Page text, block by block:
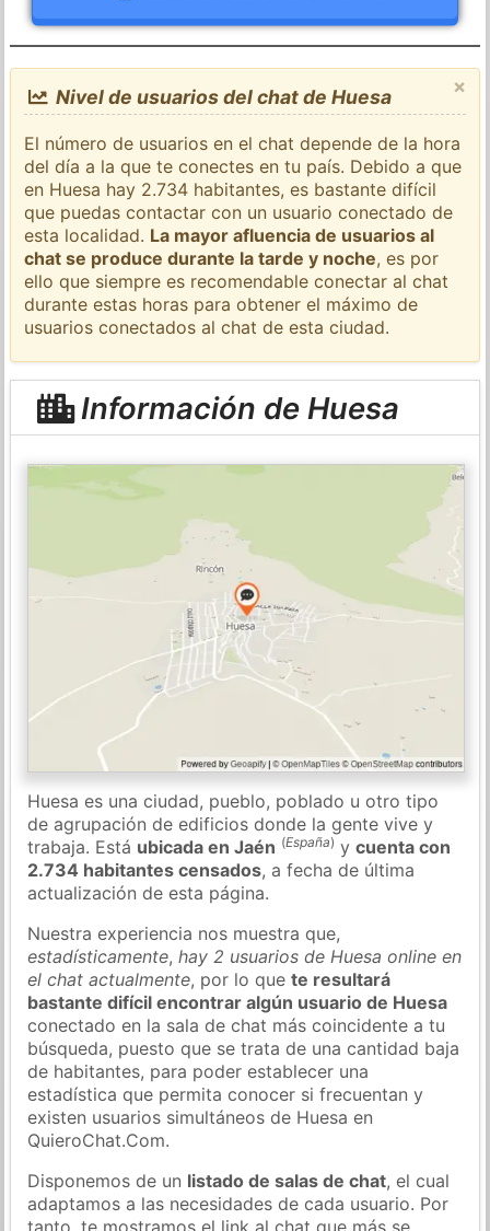
×
Nivel de usuarios del chat de Huesa
El número de usuarios en el chat depende de la hora
del día a la que te conectes en tu país. Debido a que
en Huesa hay 2.734 habitantes, es bastante difícil
que puedas contactar con un usuario conectado de
esta localidad. La mayor afluencia de usuarios al
chat se produce durante la tarde y noche, es por
ello que siempre es recomendable conectar al chat
durante estas horas para obtener el máximo de
usuarios conectados al chat de esta ciudad.
Información de Huesa
Huesa es una ciudad, pueblo, poblado u otro tipo
de agrupación de edificios donde la gente vive y
trabaja. Está ubicada en Jaén (España) ycuenta con
2.734 habitantes censados, a fecha de última
actualización de esta página.
Nuestra experiencia nos muestra que,
estadísticamente,hay 2 usuarios de Huesa online en
el chat actualmente, por lo quete resultará
bastante difícil encontrar algún usuario de Huesa
conectado en la sala de chat más coincidente a tu
búsqueda, puesto que se trata de una cantidad baja
de habitantes, para poder establecer una
estadística que permita conocer si frecuentan y
existen usuarios simultáneos de Huesa en
QuieroChat.Com.
Disponemos de un listado de salas de chat, el cual
adaptamos a las necesidades de cada usuario. Por
tanto, te mostramos el link al chat que más se